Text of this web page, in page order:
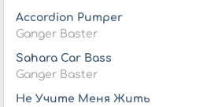
Accordion Pumper
Ganger Baster
Sahara Car Bass
Ganger Baster
Не Учите Меня Жить